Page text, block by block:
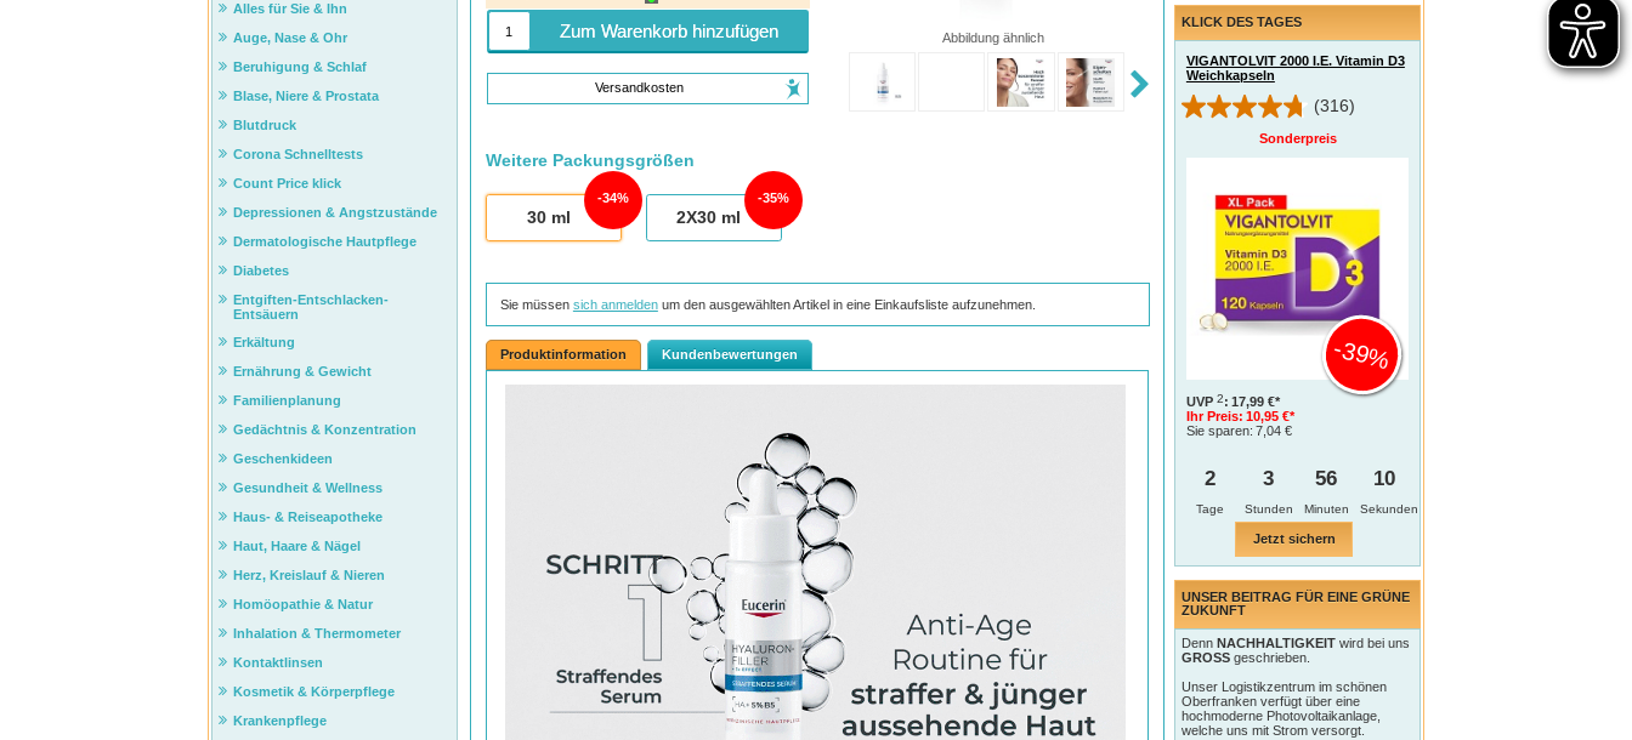
Abbildung ähnlich
Zum Warenkorb hinzufügen
Versandkosten
Weitere Packungsgrößen
30ml
34%
2X30 ml
35%
Sie müssen sich anmeldenum den ausgewählten Artikel in eine Einkaufsliste aufzunehmen.
Produktinformation Kundenbewertungen
Alles für Sie & Ihn
Auge, Nase & Ohr
Beruhigung & Schlaf
Blase, Niere & Prostata
Blutdruck
Corona Schnelltests
Count Price klick
Depressionen & Angstzustände
Dermatologische Hautpflege
Diabetes
Entgiften-Entschlacken-
Entsäuern
Erkältung
Ernährung & Gewicht
Familienplanung
Gedächtnis & Konzentration
Geschenkideen
Gesundheit & Wellness
Haus- & Reiseapotheke
Haut, Haare & Nägel
Herz, Kreislauf & Nieren
Homöopathie & Natur
Inhalation & Thermometer
Kontaktlinsen
Kosmetik & Körperpflege
Krankenpflege
KLICK DES TAGES
VIGANTOLVIT 2000 I.E. Vitamin D3
Weichkapseln
(316)
Sonderpreis
UVP 2: 17,99 €*
Ihr Preis: 10,95 €*
Sie sparen: 7,04 €
-39%
2
Tage
3 56 9
Jetzt sichern
UNSER BEITRAG FÜR EINE GRÜNE
ZUKUNFT
Denn NACHHALTIGKEIT wird bei uns
GROSS geschrieben.
Unser Logistikzentrum im schönen
Oberfranken verfügt über eine
hochmoderne Photovoltaikanlage,
welche uns mit Strom versorgt.